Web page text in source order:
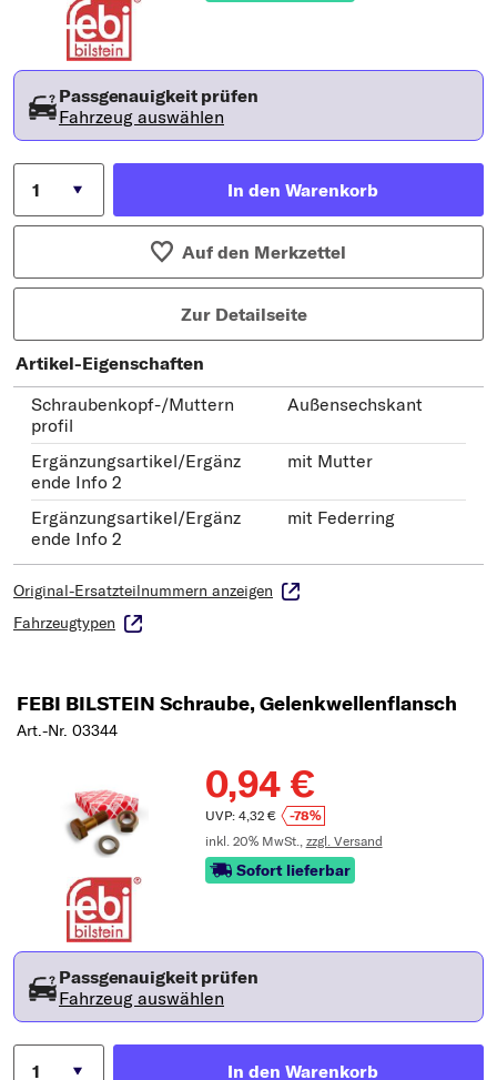
Passgenauigkeit prüfen
Fahrzeug auswählen
In den Warenkorb
Auf den Merkzettel
Zur Detailseite
Artikel-Eigenschaften
Schraubenkopf-/Muttern
profil
Außensechskant
Ergänzungsartikel/Ergänz
ende Info 2
mit Mutter
Ergänzungsartikel/Ergänz
ende Info 2
mit Federring
Original-Ersatzteilnummern anzeigen
Fahrzeugtypen
FEBI BILSTEIN Schraube, Gelenkwellenflansch
Art.-Nr. 03344
0,94 €
UVP: 4,32 €
-78%
inkl. 20% MwSt., zzgl. Versand
Sofort lieferbar
Passgenauigkeit prüfen
Fahrzeug auswählen
In den Warenkorb